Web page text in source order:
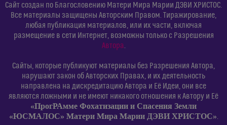
Сайт создан по Благословению Матери Мира Марии ДЭВИ ХРИСТОС.
Все материалы защищены Авторским Правом. Тиражирование,
любая публикация материалов, или их части, включая
размещение в сети Интернет, возможны только с Разрешения
Автора.
Сайты, которые публикуют материалы без Разрешения Автора,
нарушают закон об Авторских Правах, и их деятельность
направлена на дискредитацию Автора и Её Идеи, они все
являются ложными и не имеют никакого отношения к Автору и Её
«ПрогРАмме Фохатизации и Спасения Земли
«ЮСМАЛОС» Матери Мира Марии ДЭВИ ХРИСТОС».